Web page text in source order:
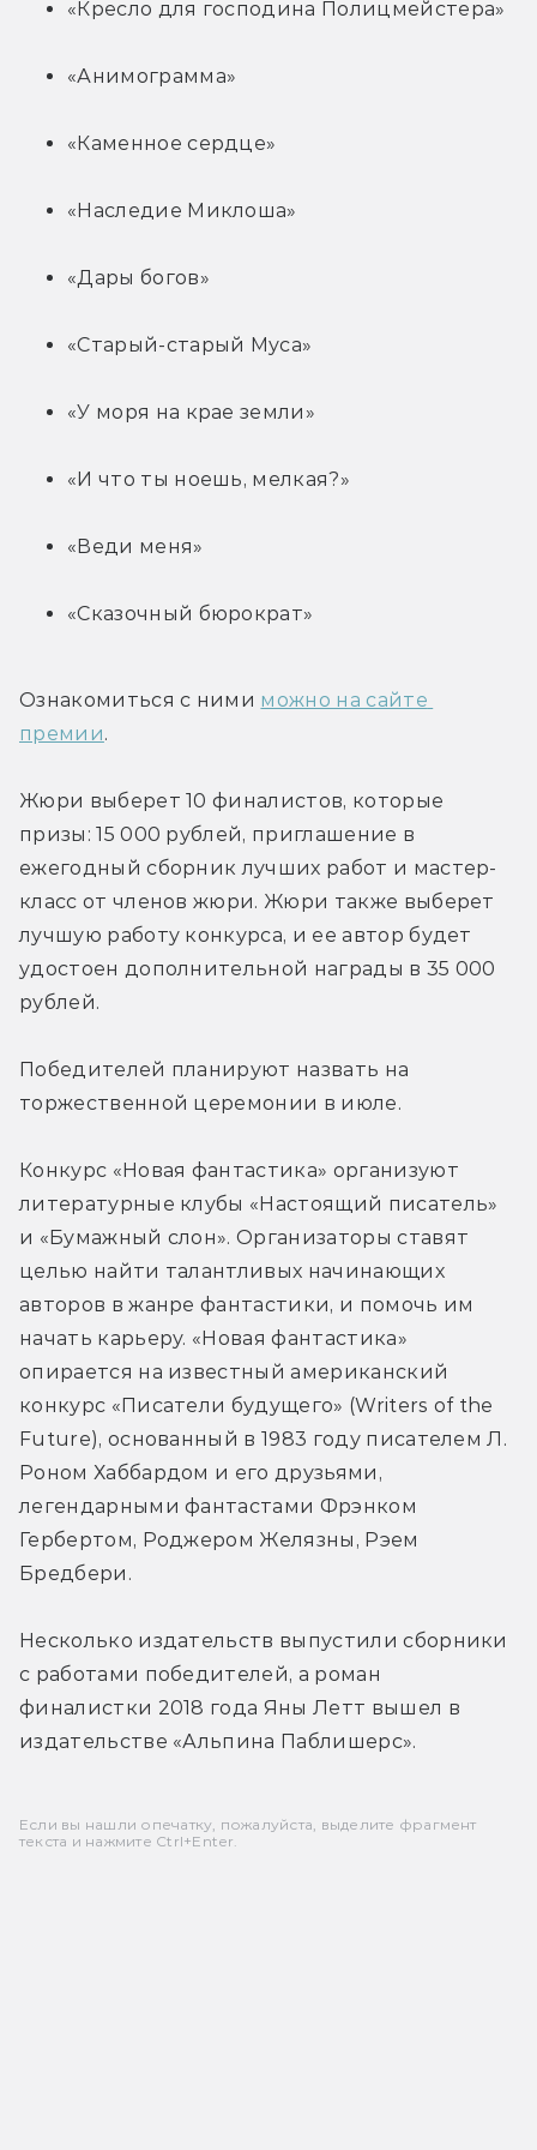
«Кресло для господина Полицмейстера»
«Анимограмма»
«Каменное сердце»
«Наследие Миклоша»
«Дары богов»
«Старый-старый Муса»
«У моря на крае земли»
«И что ты ноешь, мелкая?»
«Веди меня»
«Сказочный бюрократ»
Ознакомиться с ними можно на сайте
премии.
Жюри выберет 10 финалистов, которые
призы: 15 000 рублей, приглашение в
ежегодный сборник лучших работ и мастер-
класс от членов жюри. Жюри также выберет
лучшую работу конкурса, и ее автор будет
удостоен дополнительной награды в 35 000
рублей.
Победителей планируют назвать на
торжественной церемонии в июле.
Конкурс «Новая фантастика» организуют
литературные клубы «Настоящий писатель»
и «Бумажный слон». Организаторы ставят
целью найти талантливых начинающих
авторов в жанре фантастики, и помочь им
начать карьеру. «Новая фантастика»
опирается на известный американский
конкурс «Писатели будущего» (Writers of the
Future), основанный в 1983 году писателем Л.
Роном Хаббардом и его друзьями,
легендарными фантастами Фрэнком
Гербертом, Роджером Желязны, Рэем
Бредбери.
Несколько издательств выпустили сборники
с работами победителей, а роман
финалистки 2018 года Яны Летт вышел в
издательстве «Альпина Паблишерс».
Если вы нашли опечатку, пожалуйста, выделите фрагмент
текста и нажмите Ctrl+Enter.